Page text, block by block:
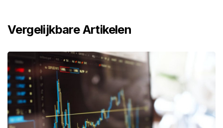
Vergelijkbare Artikelen